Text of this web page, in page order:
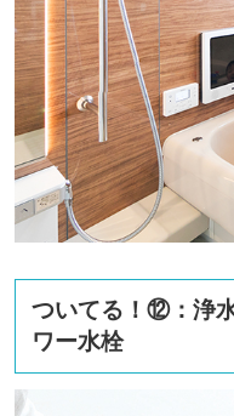
ついてる！⑫：浄
ワー水栓